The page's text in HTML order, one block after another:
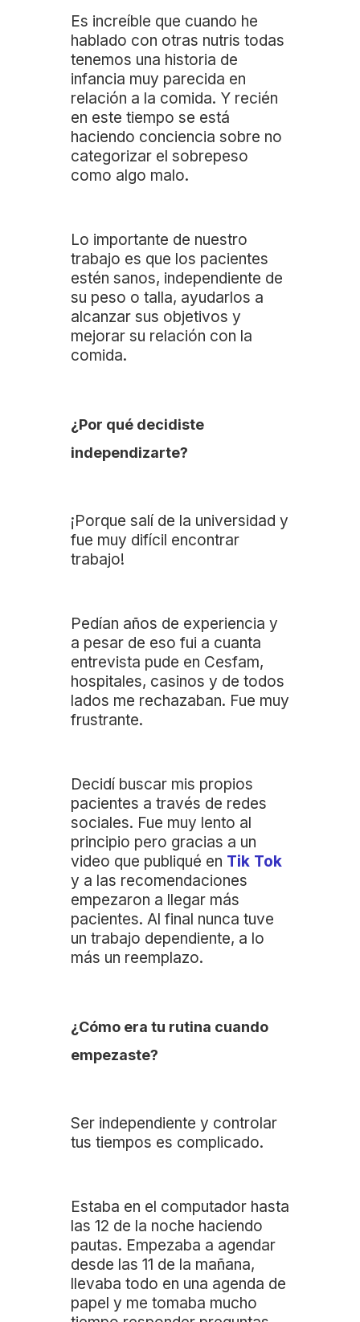
Es increíble que cuando he
hablado con otras nutris todas
tenemos una historia de
infancia muy parecida en
relación a la comida. Y recién
en este tiempo se está
haciendo conciencia sobre no
categorizar el sobrepeso
como algo malo.
Lo importante de nuestro
trabajo es que los pacientes
estén sanos, independiente de
su peso o talla, ayudarlos a
alcanzar sus objetivos y
mejorar su relación con la
comida.
¿Por qué decidiste
independizarte?
¡Porque salí de la universidad y
fue muy difícil encontrar
trabajo!
Pedían años de experiencia y
a pesar de eso fui a cuanta
entrevista pude en Cesfam,
hospitales, casinos y de todos
lados me rechazaban. Fue muy
frustrante.
Decidí buscar mis propios
pacientes a través de redes
sociales. Fue muy lento al
principio pero gracias a un
video que publiqué en Tik Tok
y a las recomendaciones
empezaron a llegar más
pacientes. Al final nunca tuve
un trabajo dependiente, a lo
más un reemplazo.
¿Cómo era tu rutina cuando
empezaste?
Ser independiente y controlar
tus tiempos es complicado.
Estaba en el computador hasta
las 12 de la noche haciendo
pautas. Empezaba a agendar
desde las 11 de la mañana,
llevaba todo en una agenda de
papel y me tomaba mucho